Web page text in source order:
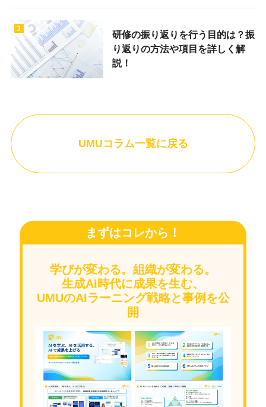
3
研修の振り返りを行う目的は？振
り返りの方法や項目を詳しく解
説！
UMUコラム一覧に戻る
まずはコレから！
学びが変わる。組織が変わる。
生成AI時代に成果を生む、
UMUのAIラーニング戦略と事例を公
開